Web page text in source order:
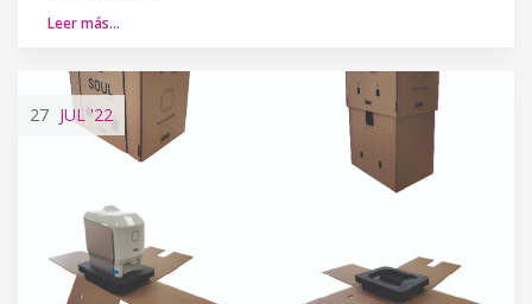
Leer más…
27 JUL '22